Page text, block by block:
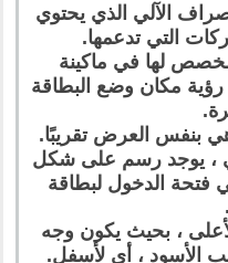
الآلي الذي يحتوي
التي تدعمها.
لها في ماكينة
مكان وضع البطاقة
بنفس العرض تقريبًا.
، يوجد رسم على شكل
فتحة الدخول لبطاقة
، بحيث يكون وجه
الأسود ، أي لأسفل.